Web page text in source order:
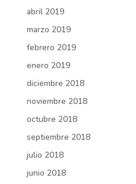
abril 2019
marzo 2019
febrero 2019
enero 2019
diciembre 2018
noviembre 2018
octubre 2018
septiembre 2018
julio 2018
junio 2018